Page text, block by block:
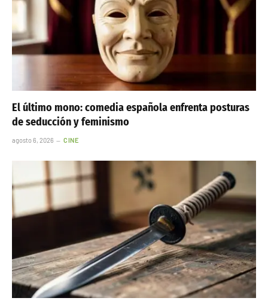
El último mono: comedia española enfrenta posturas
de seducción y feminismo
agosto 6, 2026 CINE